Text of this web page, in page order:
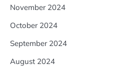
November 2024
October 2024
September 2024
August 2024